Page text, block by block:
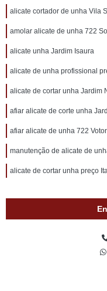
alicate cortador de unha Vila
amolar alicate de unha 722
alicate unha Jardim Isaura
alicate de unha profissional
alicate de cortar unha Jardim
afiar alicate de corte unha
afiar alicate de unha 722
manutenção de alicate de
alicate de cortar unha preço